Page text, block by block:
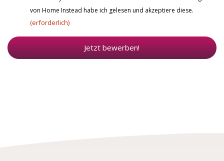
von Home Instead habe ich gelesen und akzeptiere diese.
(erforderlich)
Jetzt bewerben!